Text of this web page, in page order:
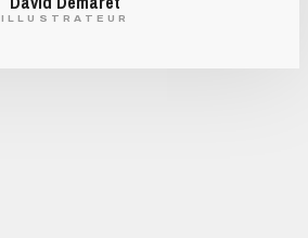
ILLUSTRATEUR